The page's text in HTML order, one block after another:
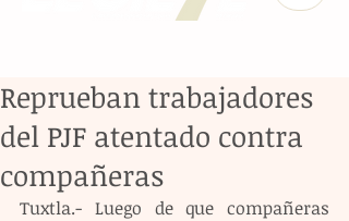
Reprueban trabajadores
del PJF atentado contra
compañeras
Tuxtla.- Luego de que compañeras